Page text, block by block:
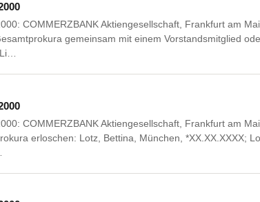
COMMERZBANK Aktiengesellschaft, Frankfurt am
gemeinsam mit einem Vorstandsmitglied
COMMERZBANK Aktiengesellschaft, Frankfurt am
erloschen: Lotz, Bettina, München, *XX.XX.XXXX;